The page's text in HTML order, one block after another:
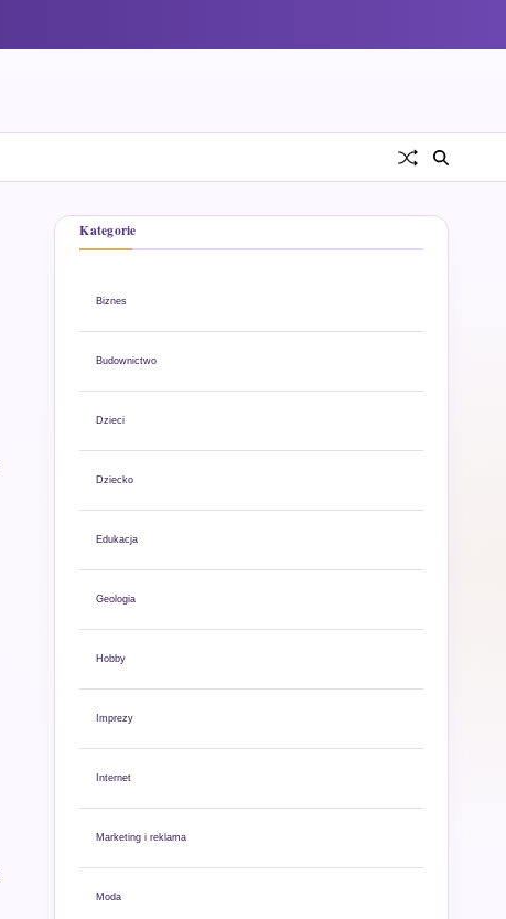
Kategorie
Biznes
Budownictwo
Dzieci
Dziecko
Edukacja
Geologia
Hobby
Imprezy
Internet
Marketing i reklama
Moda